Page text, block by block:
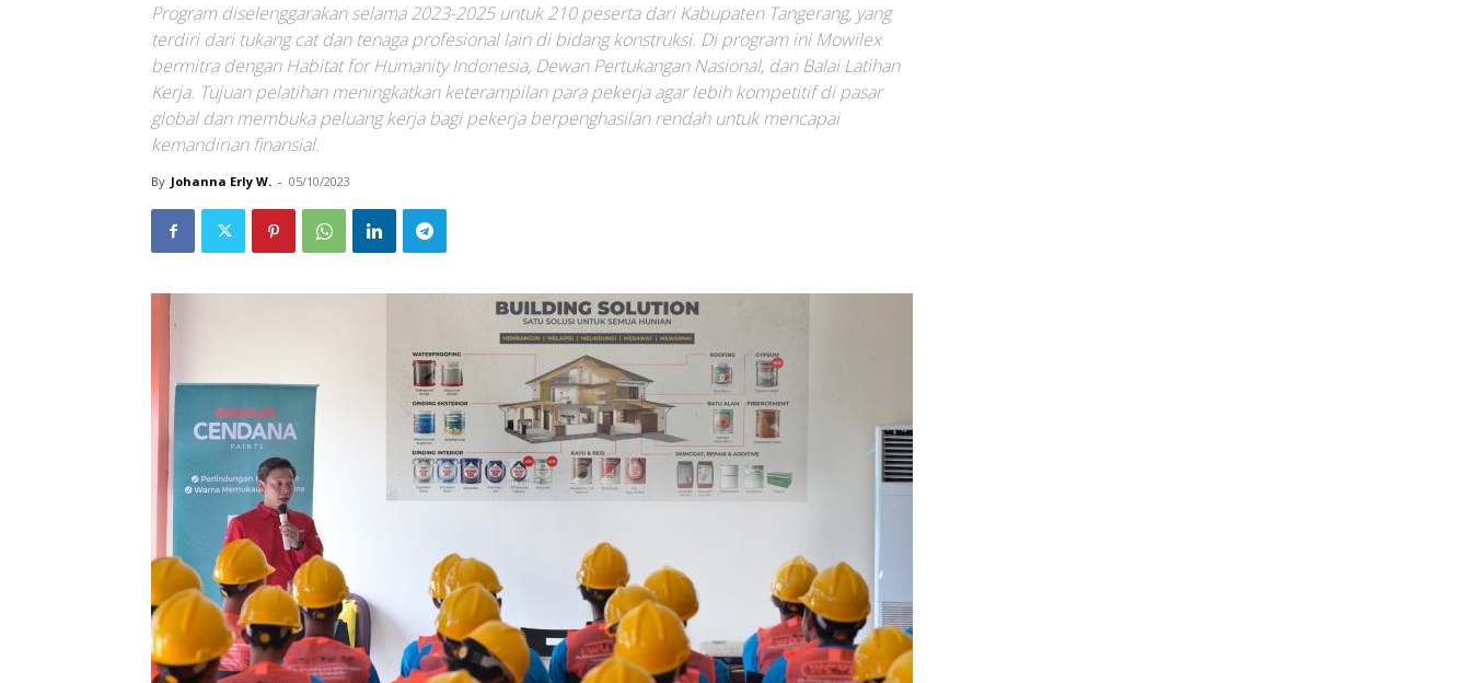
Program diselenggarakan selama 2023-2025 untuk 210 peserta dari Kabupaten Tangerang, yang
terdiri dari tukang cat dan tenaga profesional lain di bidang konstruksi. Di program ini Mowilex
bermitra dengan Habitat for Humanity Indonesia, Dewan Pertukangan Nasional, dan Balai Latihan
Kerja. Tujuan pelatihan meningkatkan keterampilan para pekerja agar lebih kompetitif di pasar
global dan membuka peluang kerja bagi pekerja berpenghasilan rendah untuk mencapai
kemandirian finansial.
By Johanna Erly W. - 05/10/2023